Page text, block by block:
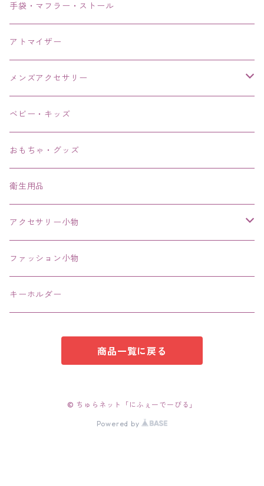
手袋・マフラー・ストール
アトマイザー
メンズアクセサリー
リング、指輪
ブレスレット、バングル、ブレス、腕輪
ネックレス、チョーカー
その他
ベビー・キッズ
おもちゃ・グッズ
衛生用品
アクセサリー小物
エコバッグ コンビニ
ファッション小物
キーホルダー
商品一覧に戻る
© ちゅらネット「にふぇーでーびる」
Powered by